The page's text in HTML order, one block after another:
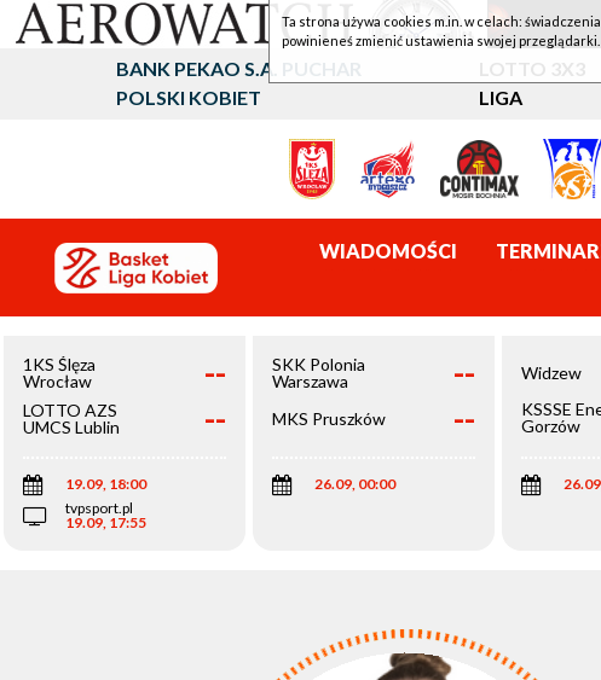
BANK PEKAO S.A. PUCHAR
POLSKI KOBIET
LOTTO 3X3
LIGA
WIADOMOŚCI
1KS Ślęza
Wrocław
--
LOTTO AZS
UMCS Lublin
--
19.09, 18:00
tvpsport.pl
19.09, 17:55
SKK Polonia
Warszawa
--
MKS Pruszków --
26.09, 00:00
Widzew
KSSSE
Gorzów
Ta strona używa cookies m.in. w celach:
powinieneś zmienić ustawienia swojej przeglądarki.